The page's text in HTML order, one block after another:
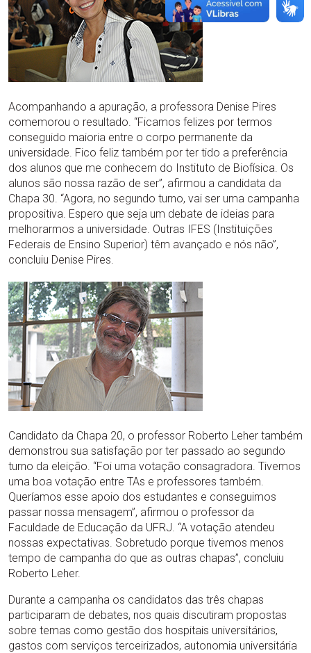
Acompanhando a apuração, a professora Denise Pires
comemorou o resultado. “Ficamos felizes por termos
conseguido maioria entre o corpo permanente da
universidade. Fico feliz também por ter tido a preferência
dos alunos que me conhecem do Instituto de Biofísica. Os
alunos são nossa razão de ser”, afirmou a candidata da
Chapa 30. “Agora, no segundo turno, vai ser uma campanha
propositiva. Espero que seja um debate de ideias para
melhorarmos a universidade. Outras IFES (Instituições
Federais de Ensino Superior) têm avançado e nós não”,
concluiu Denise Pires.
Candidato da Chapa 20, o professor Roberto Leher também
demonstrou sua satisfação por ter passado ao segundo
turno da eleição. “Foi uma votação consagradora. Tivemos
uma boa votação entre TAs e professores também.
Queríamos esse apoio dos estudantes e conseguimos
passar nossa mensagem”, afirmou o professor da
Faculdade de Educação da UFRJ. “A votação atendeu
nossas expectativas. Sobretudo porque tivemos menos
tempo de campanha do que as outras chapas”, concluiu
Roberto Leher.
Durante a campanha os candidatos das três chapas
participaram de debates, nos quais discutiram propostas
sobre temas como gestão dos hospitais universitários,
gastos com serviços terceirizados, autonomia universitária